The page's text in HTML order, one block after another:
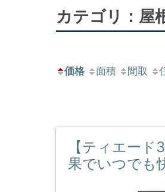
カテゴリ：屋
価格 面積 間取
【ティエー
果でいつで